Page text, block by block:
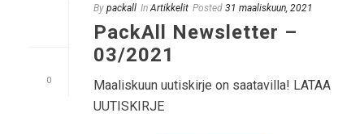
0
By packall In Artikkelit Posted 31 maaliskuun, 2021
PackAll Newsletter –
03/2021
Maaliskuun uutiskirje on saatavilla! LATAA
UUTISKIRJE